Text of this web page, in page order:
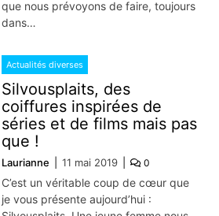
que nous prévoyons de faire, toujours
dans…
Actualités diverses
Silvousplaits, des
coiffures inspirées de
séries et de films mais pas
que !
Laurianne 11 mai 2019 0
C’est un véritable coup de cœur que
je vous présente aujourd’hui :